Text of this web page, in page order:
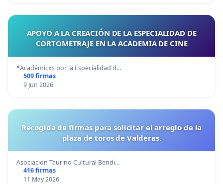
APOYO A LA CREACIÓN DE LA ESPECIALIDAD DE
CORTOMETRAJE EN LA ACADEMIA DE CINE
*Académicxs por la Especialidad d…
509 firmas
9 Jun 2026
Recogida de firmas para solicitar el arreglo de la
plaza de toros de Valderas.
Asociacion Taurino Cultural Bendi…
416 firmas
11 May 2026